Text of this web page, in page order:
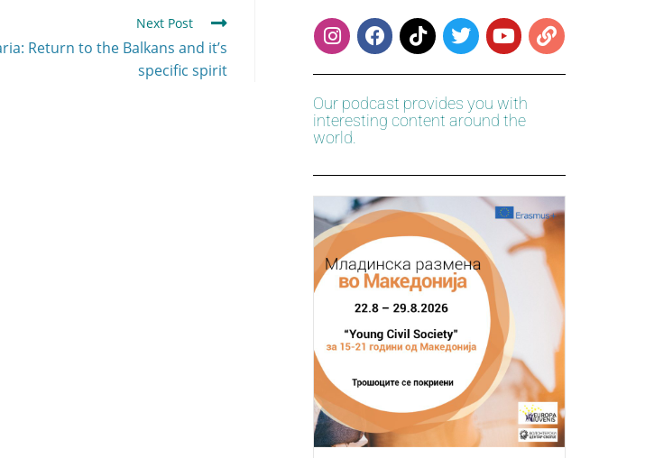
Next Post
Return to the Balkans and it’s
specific spirit
Our podcast provides you with
interesting content around the
world.